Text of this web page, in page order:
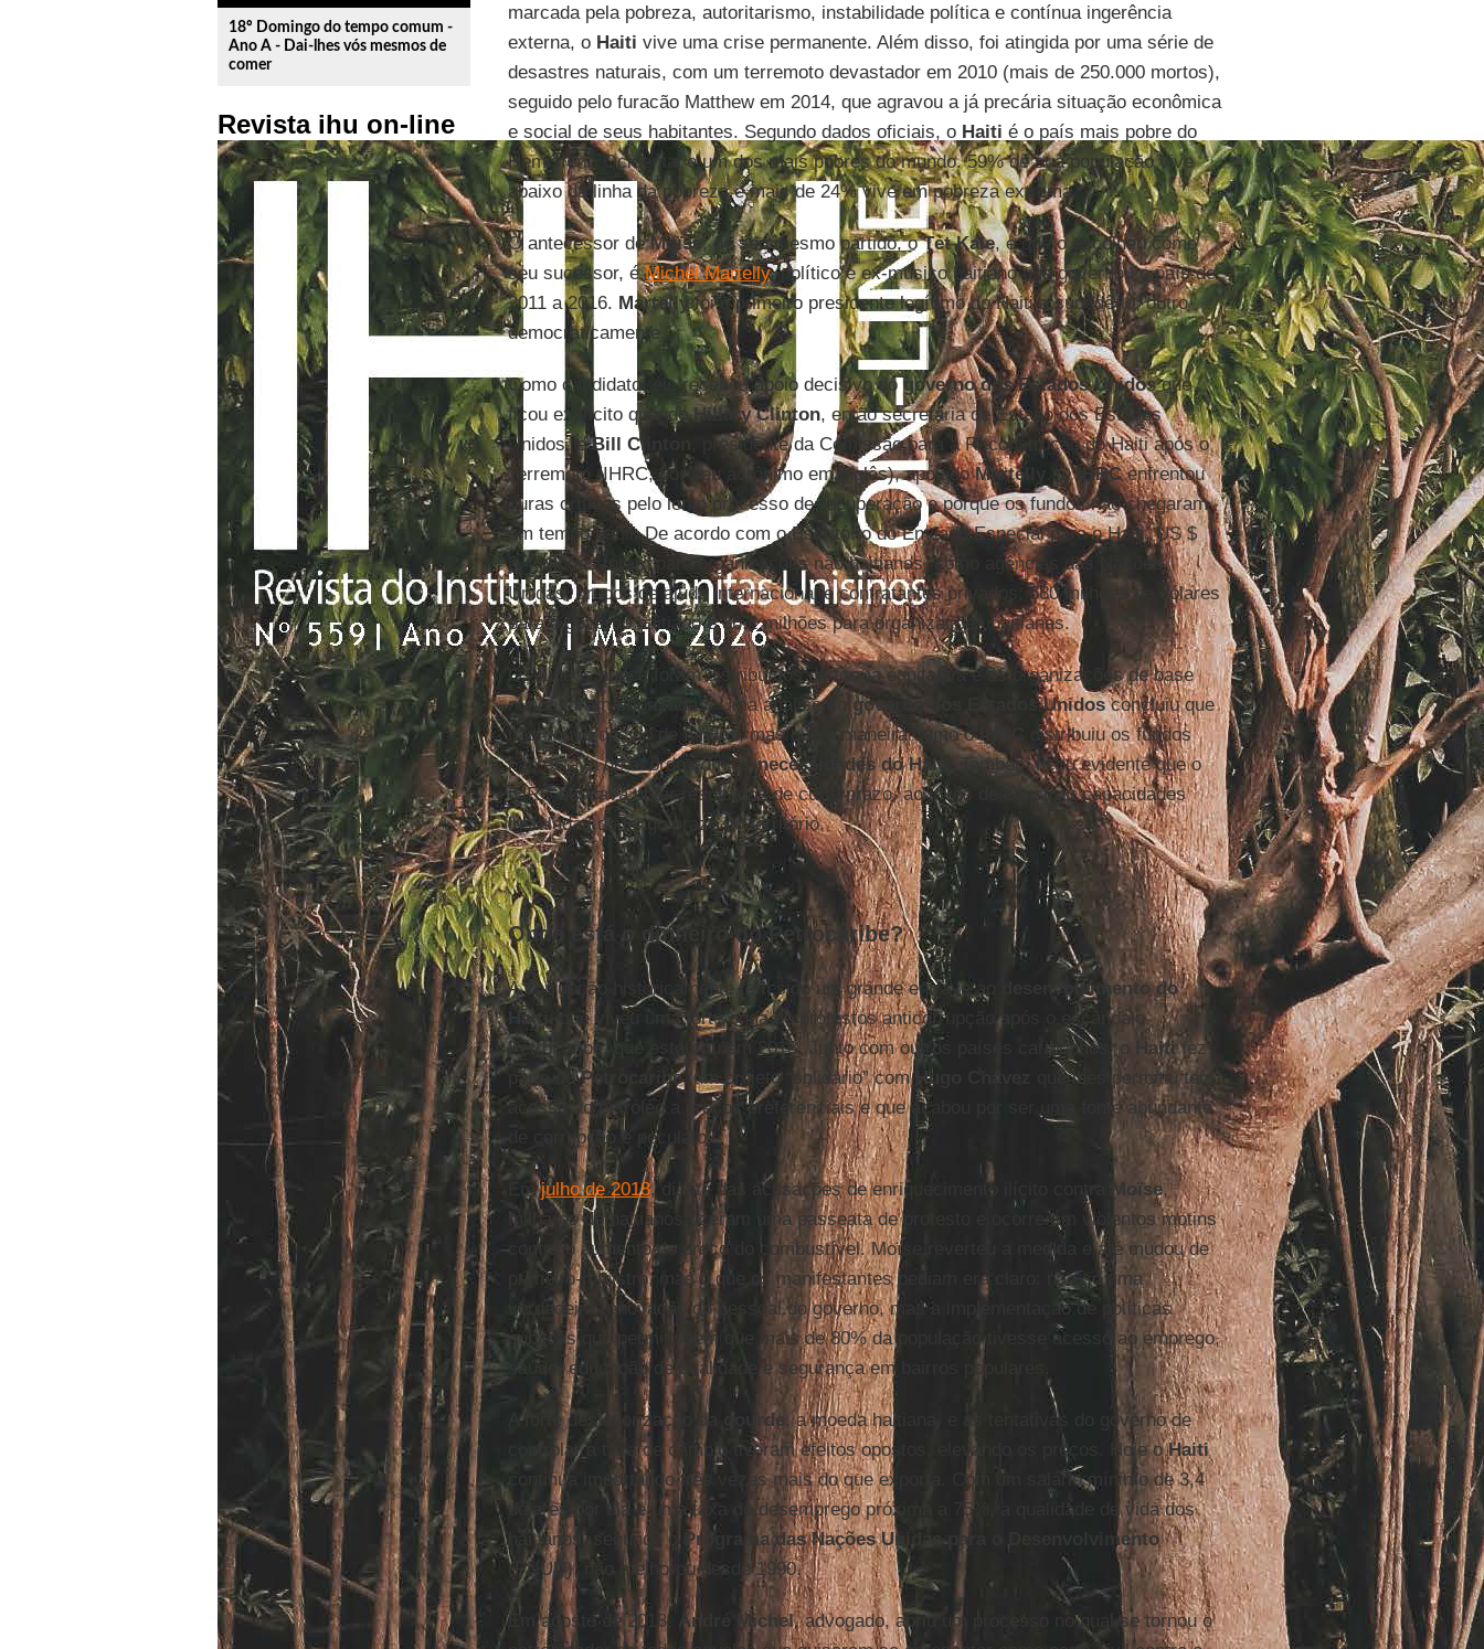
18º Domingo do tempo comum -
Ano A - Dai-lhes vós mesmos de
comer
Revista ihu on-line
marcada pela pobreza, autoritarismo, instabilidade política e contínua ingerência
externa, o Haiti vive uma crise permanente. Além disso, foi atingida por uma série de
desastres naturais, com um terremoto devastador em 2010 (mais de 250.000 mortos),
seguido pelo furacão Matthew em 2014, que agravou a já precária situação econômica
e social de seus habitantes. Segundo dados oficiais, o Haiti é o país mais pobre do
Hemisfério Ocidental e um dos mais pobres do mundo. 59% de sua população vive
abaixo da linha da pobreza e mais de 24% vive em pobreza extrema.
O antecessor deMoïse, de seu mesmo partido, oTèt Kale, e que o escolheu como
seu sucessor, éMichel Martelly, político e ex-músico haitiano que governou o país de
2011 a 2016. Martellyfoi o primeiro presidente legítimo do Haiti a sucedê-lo, outro
democraticamente.
Como candidato, ele recebeu apoio decisivo dogoverno dos Estados Unidosque
ficou explícito quandoHillary Clinton, então secretária de Estado dos Estados
Unidos, eBill Clinton
, presidente da Comissão para a Reconstrução do Haiti após o
Terremoto (IHRC, por seu acrônimo em inglês), apoiadoMartelly . OIHRCenfrentou
duras críticas pelo lento processo de recuperação e porque os fundos não chegaram
em tempo hábil. De acordo com o Escritório do Enviado Especial para o Haiti, US $
5,4 bilhões foram para organizações não haitianas, como agências das Nações
Unidas, grupos de ajuda internacional e contratantes privados; 580 milhões de dólares
para o governo haitiano e 36,2 milhões para organizações haitianas.
Os fundos nunca foram distribuídos de forma equitativa e as organizações de base
nunca foram priorizadas. Uma análise do governo dos Estados Unidosconcluiu que
não houve desvio de fundos, mas que a maneira como oIHRC
distribuiu os fundos
não estava de acordo com asnecessidades do Haiti
. Também ficou evidente que o
IHRC buscava obter resultados de curto prazo, ao invés de construir capacidades
instaladas de longo prazo no território.
Onde está o dinheiro do Petrocaribe?
A corrupção historicamente tem sido um grande entrave ao
desenvolvimento do
Haiti
, que viveu uma forte onda de protestos anticorrupção após o escândalo
Petrocaribe, que estourou em 2018. Junto com outros países caribenhos, o
Haitifez
parte doPetrocaribe, um projeto “solidário” comHugo Chávez
que lhes permitiu ter
acesso ao petróleo a preços preferenciais e que acabou por ser uma fonte abundante
de corrupção e peculato.
Emjulho de 2018, diante das acusações de enriquecimento ilícito contra Moïse,
milhares de haitianos fizeram uma passeata de protesto e ocorreram violentos motins
contra o aumento do preço do combustível. Moïse reverteu a medida e até mudou de
primeiro-ministro, mas o que os manifestantes pediam era claro: não só uma
verdadeira renovação do pessoal do governo, mas a implementação de políticas
públicas que permitissem que mais de 80% da população tivesse acesso ao emprego,
saúde, educação de qualidade e segurança em bairros populares.
A forte desvalorização da gourde, a moeda haitiana, e as tentativas do governo de
controlar a taxa de câmbio tiveram efeitos opostos, elevando os preços. Hoje oHaiti
continua importando três vezes mais do que exporta. Com um salário mínimo de 3,4
dólares por dia e uma taxa de desemprego próxima a 75%, a qualidade de vida dos
haitianos, segundo o
Programa das Nações Unidas para o Desenvolvimento
(PNUD), não melhorou desde 1990.
Em agosto de 2018, André Michel, advogado, abriu um processo no qual se tornou o